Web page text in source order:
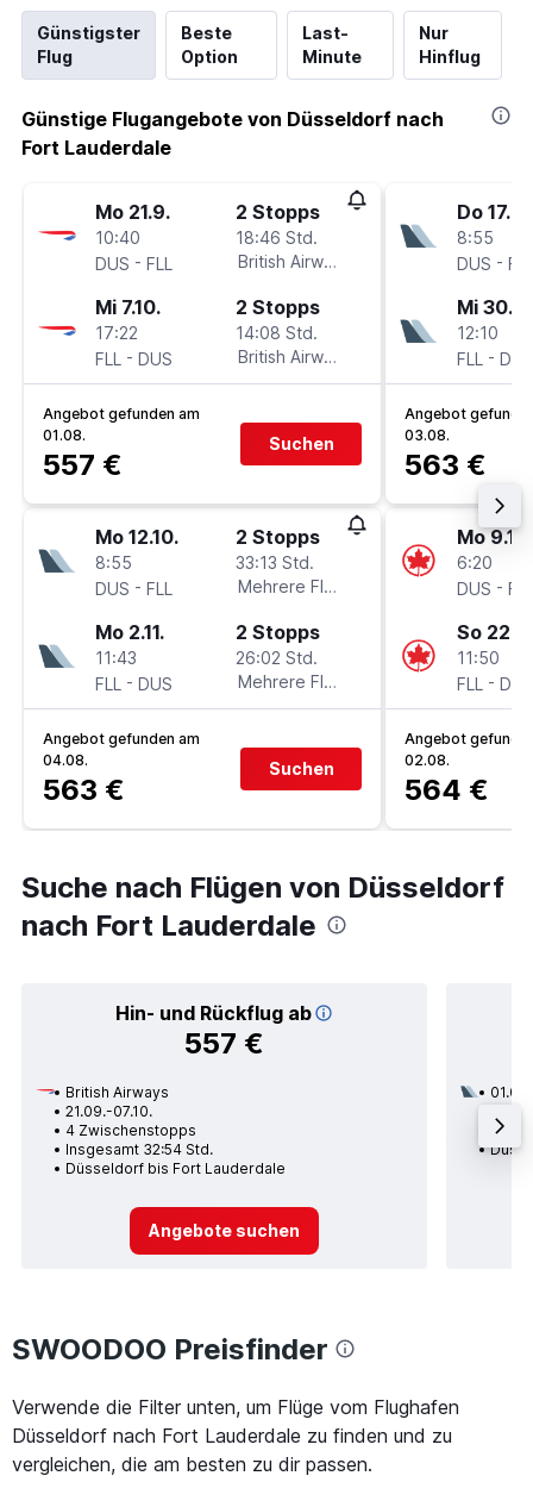
Günstigster
Flug
Beste
Option
Last-
Minute
Nur
Hinflug
Günstige Flugangebote von Düsseldorf nach
Fort Lauderdale
Mo 21.9.
10:40
DUS - FLL
2 Stopps
18:46 Std.
British Airways
Mi 7.10.
17:22
FLL - DUS
2 Stopps
14:08 Std.
British Airways
Angebot gefunden am
01.08.
557 €
Suchen
Mo 12.10.
8:55
DUS - FLL
2 Stopps
33:13 Std.
Mehrere Fluglinien
Mo 2.11.
11:43
FLL - DUS
2 Stopps
26:02 Std.
Mehrere Fluglinien
Angebot gefunden am
04.08.
563 €
Suchen
Do 17.9.
8:55
DUS - FLL
Mi 30.9.
12:10
FLL - DUS
Angebot
03.08.
563 €
Mo 9.11.
6:20
DUS - FLL
So 22.11.
11:50
FLL - DUS
Angebot
02.08.
564 €
Suche nach Flügen von Düsseldorf
nach Fort Lauderdale
Hin- und Rückflug ab
557 €
British Airways
21.09.-07.10.
4 Zwischenstopps
Insgesamt 32:54 Std.
Düsseldorf bis Fort Lauderdale
Angebote suchen
01.02.
SWOODOO Preisfinder
Verwende die Filter unten, um Flüge vom Flughafen
Düsseldorf nach Fort Lauderdale zu finden und zu
vergleichen, die am besten zu dir passen.